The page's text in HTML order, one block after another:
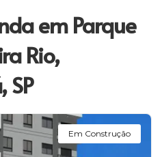
em Parque
Rio,
Em Construção